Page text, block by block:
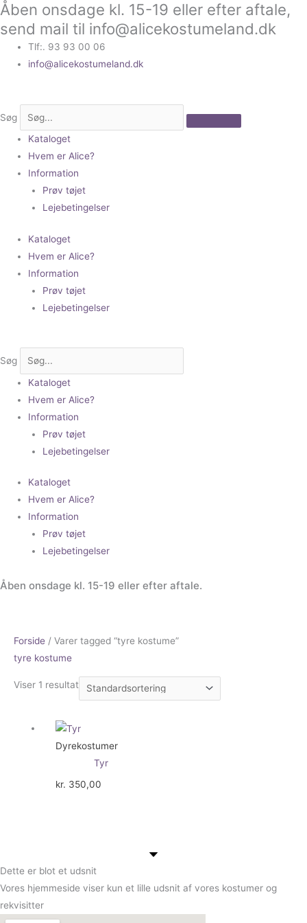
Gå
til
indholdet
Åben onsdage kl. 15-19 eller efter aftale,
send mail til info@alicekostumeland.dk
Tlf:. 93 93 00 06
info@alicekostumeland.dk
Søg
Kataloget
Hvem er Alice?
Information
Prøv tøjet
Lejebetingelser
Kataloget
Hvem er Alice?
Information
Prøv tøjet
Lejebetingelser
Søg
Kataloget
Hvem er Alice?
Information
Prøv tøjet
Lejebetingelser
Kataloget
Hvem er Alice?
Information
Prøv tøjet
Lejebetingelser
Åben onsdage kl. 15-19 eller efter aftale.
Forside / Varer tagged “tyre kostume”
tyre kostume
Viser 1 resultat
Dyrekostumer
Tyr
kr. 350,00
Dette er blot et udsnit
Vores hjemmeside viser kun et lille udsnit af vores kostumer og
rekvisitter